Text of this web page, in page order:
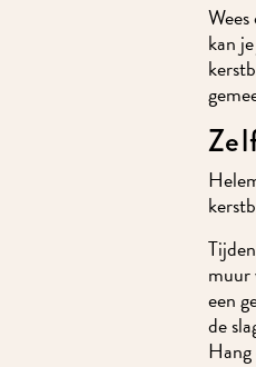
kan
kerst
muur
een
de